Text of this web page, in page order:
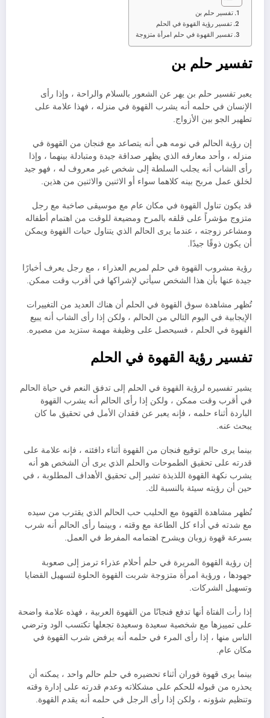
تفسير حلم بن
تفسير رؤية القهوة في الحلم
تفسير القهوة في حلم امرأة متزوجة
تفسير حلم بن
يعبر تفسير حلم بن يهر عن الشعور بالسلام والراحة ، وإذا رأى
الإنسان في حلمه أنه يشرب القهوة في منزله ، فهذا علامة على
تطهير الجو بين الأزواج.
إن رؤية الحالم في نومه هي أنه يتصاعد مع فنجان من القهوة في
منزله ، وأحد معارفه الذي يظهر صداقة جيدة ومتبادلة بينهما ، وإذا
رأى الشاب أنه يجلب السلطة إلى شخص غير معروف له ، فهو جيد
لخلق عمل مربح بينه كلاهما سواء أو الاثنين والاثنين من هذين.
قد يكون تناول القهوة في مكان عام مع موسيقى صاخبة مع رجل
متزوج مؤشراً على قلقه بالمرح ومضيعة للوقت من اهتمام أطفاله
ومشاعر زوجته ، عندما يرى الحالم الذي يتناول حبات القهوة ويمكن
أن يكون ذوقًا جيدًا.
رؤية مشروب القهوة في حلم لمريم العذراء ، مع رجل يعرف أخبارًا
جيدة عنها بأن هذا الشخص سيأتي لإشراكها في أقرب وقت ممكن.
تُظهر مشاهدة سوق القهوة في الحلم أن هناك العديد من التغييرات
الإيجابية في اليوم التالي من الحالم ، ولكن إذا رأى الشاب أنه يبيع
القهوة في الحلم ، فسيحصل على وظيفة مهمة ستزيد من مصيره.
تفسير رؤية القهوة في الحلم
يشير تفسيره لرؤية القهوة في الحلم إلى تدفق النعم في حياة الحالم
في أقرب وقت ممكن ، ولكن إذا رأى الحالم أنه يشرب القهوة
الباردة أثناء حلمه ، فإنه يعبر عن فقدان الأمل في تحقيق ما كان
يبحث عنه.
بينما يرى حالم توقيع فنجان من القهوة أثناء دافئته ، فإنه علامة على
قدرته على تحقيق الطموحات والحلم الذي يرى أن الشخص هو أنه
يشرب نكهة القهوة اللذيذة تشير إلى تحقيق الأهداف المطلوبة ، في
حين أن رؤيته سيئة بالنسبة لك.
تُظهر مشاهدة القهوة مع الحليب حب الحالم الذي يقترب من سيده
مع شدته في أداء كل الطاعة مع وقته ، وبينما رأى الحالم أنه شرب
بسرعة قهوة زوبان ويشرح اهتمامه المفرط في العمل.
إن رؤية القهوة المريرة في حلم أحلام عذراء ترمز إلى صعوبة
جهودها ، ورؤية امرأة متزوجة شربت القهوة الحلوة لتسهيل القضايا
وتسهيل الشركات.
إذا رأت الفتاة أنها تدفع فنجانًا من القهوة العربية ، فهذه علامة واضحة
على تمييزها مع شخصية سعيدة وسعيدة تجعلها تكتسب الود وترضي
الناس منها ، إذا رأى المرء في حلمه أنه يرفض شرب القهوة في
مكان عام.
بينما يرى قهوة فوران أثناء تحضيره في حلم حالم واحد ، يمكنه أن
يحذره من قبوله للحكم على مشكلاته وعدم قدرته على إدارة وقته
وتنظيم شؤونه ، ولكن إذا رأى الرجل في حلمه أنه يقدم القهوة.